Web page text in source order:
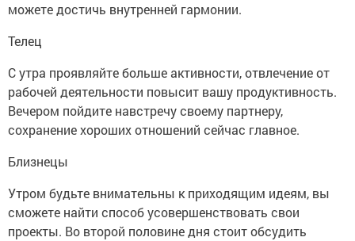
можете достичь внутренней гармонии.
Телец
С утра проявляйте больше активности, отвлечение от
рабочей деятельности повысит вашу продуктивность.
Вечером пойдите навстречу своему партнеру,
сохранение хороших отношений сейчас главное.
Близнецы
Утром будьте внимательны к приходящим идеям, вы
сможете найти способ усовершенствовать свои
проекты. Во второй половине дня стоит обсудить